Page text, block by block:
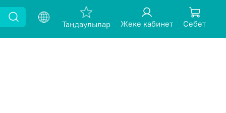
Таңдаулылар Жеке кабинет Себет